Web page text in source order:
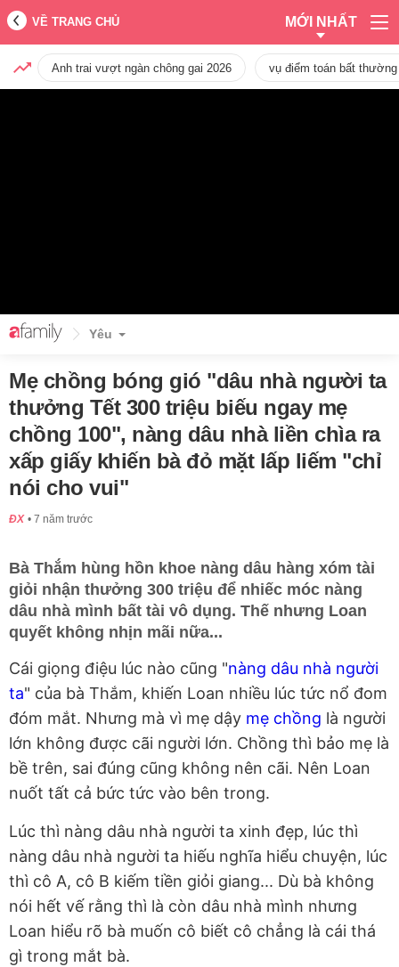
VỀ TRANG CHỦ MỚI NHẤT
Anh trai vượt ngàn chông gai 2026 vụ điểm toán bất
Yêu
Mẹ chồng bóng gió "dâu nhà người ta
thưởng Tết 300 triệu biếu ngay mẹ
chồng 100", nàng dâu nhà liền chìa ra
xấp giấy khiến bà đỏ mặt lấp liếm "chỉ
nói cho vui"
ĐX 7 năm trước
Bà Thắm hùng hồn khoe nàng dâu hàng xóm tài
giỏi nhận thưởng 300 triệu để nhiếc móc nàng
dâu nhà mình bất tài vô dụng. Thế nhưng Loan
quyết không nhịn mãi nữa...
Cái giọng điệu lúc nào cũng "nàng dâu nhà người
ta" của bà Thắm, khiến Loan nhiều lúc tức nổ đom
đóm mắt. Nhưng mà vì mẹ dậy mẹ chồng là người
lớn không được cãi người lớn. Chồng thì bảo mẹ là
bề trên, sai đúng cũng không nên cãi. Nên Loan
nuốt tất cả bức tức vào bên trong.
Lúc thì nàng dâu nhà người ta xinh đẹp, lúc thì
nàng dâu nhà người ta hiếu nghĩa hiểu chuyện, lúc
thì cô A, cô B kiếm tiền giỏi giang... Dù bà không
nói hết vế rằng thì là còn dâu nhà mình nhưng
Loan hiểu rõ bà muốn cô biết cô chẳng là cái thá
gì trong mắt bà.